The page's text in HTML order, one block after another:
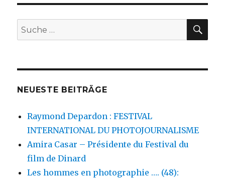
Suche
nach:
NEUESTE BEITRÄGE
Raymond Depardon : FESTIVAL
INTERNATIONAL DU PHOTOJOURNALISME
Amira Casar – Présidente du Festival du
film de Dinard
Les hommes en photographie …. (48):